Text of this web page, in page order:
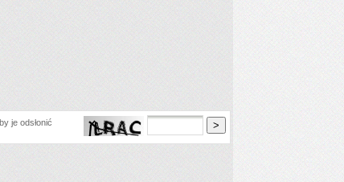
je odsłonić